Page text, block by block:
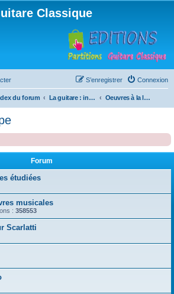
Classique
Connexion
S’enregistrer
du forum La guitare : instrument, cours et théorie Oeuvres à la loupe
Forum
étudiées
musicales
: 358553
Scarlatti